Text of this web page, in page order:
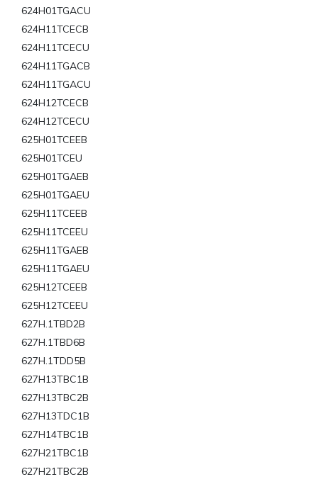
624H01TGACU
624H11TCECB
624H11TCECU
624H11TGACB
624H11TGACU
624H12TCECB
624H12TCECU
625H01TCEEB
625H01TCEU
625H01TGAEB
625H01TGAEU
625H11TCEEB
625H11TCEEU
625H11TGAEB
625H11TGAEU
625H12TCEEB
625H12TCEEU
627H.1TBD2B
627H.1TBD6B
627H.1TDD5B
627H13TBC1B
627H13TBC2B
627H13TDC1B
627H14TBC1B
627H21TBC1B
627H21TBC2B